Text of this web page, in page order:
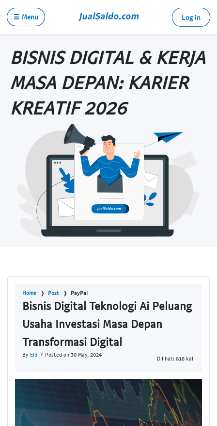
☰ Menu Log in
BISNIS DIGITAL & KERJA
MASA DEPAN: KARIER
KREATIF 2026
Home Post PayPal
Bisnis Digital Teknologi Ai Peluang
Usaha Investasi Masa Depan
Transformasi Digital
By Eldi Y Posted on 30 May, 2024
Dilihat: 818 kali